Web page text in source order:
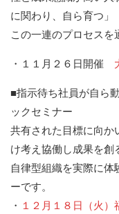
に関わり、自ら育つ」
この一連のプロセスを
・１１月２６日開催
■指示待ち社員が自ら
ックセミナー
共有された目標に向か
け考え協働し成果を創
自律型組織を実際に
ーです。
・ １２月１８日（火）